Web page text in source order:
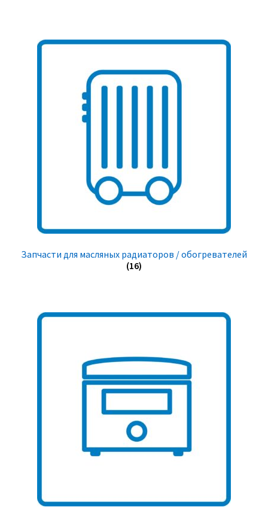
Запчасти для масляных радиаторов / обогревателей
(16)